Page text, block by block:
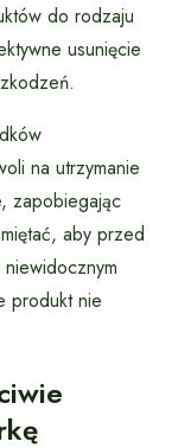
do rodzaju
usunięcie
na utrzymanie
zapobiegając
aby przed
produkt nie